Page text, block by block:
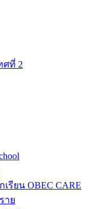
ศที่ 2
รียน OBEC CARE
าย